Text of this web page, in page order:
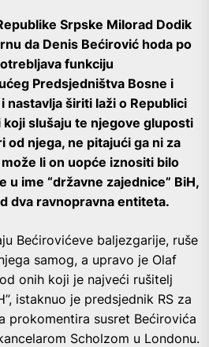
Srpske Milorad Dodik
da Denis Bećirović hoda po
funkciju
Predsjedništva Bosne i
nastavlja širiti laži o Republici
koji slušaju te njegove gluposti
od njega, ne pitajući ga ni za
li on uopće iznositi bilo
u ime “državne zajednice” BiH,
dva ravnopravna entiteta.
Bećirovićeve baljezgarije, ruše
samog, a upravo je Olaf
onih koji je najveći rušitelj
istaknuo je predsjednik RS za
prokomentira susret Bećirovića
Scholzom u Londonu.